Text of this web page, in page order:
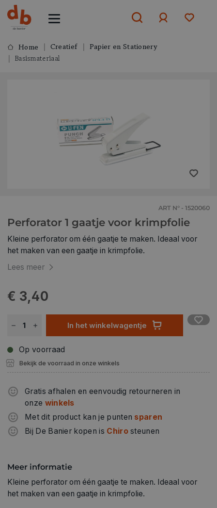
Home Creatief
Papier en Stationery
Basismateriaal
ART N° - 1520060
Perforator 1 gaatje voor krimpfolie
Kleine perforator om één gaatje te maken. Ideaal voor
het maken van een gaatje in krimpfolie.
Lees meer
€ 3,40
In het winkelwagentje
Op voorraad
Bekijk de voorraad in onze winkels
Gratis afhalen en eenvoudig retourneren in
onze winkels
Met dit product kan je punten sparen
Bij De Banier kopen is Chirosteunen
Meer informatie
Kleine perforator om één gaatje te maken. Ideaal voor
het maken van een gaatje in krimpfolie.